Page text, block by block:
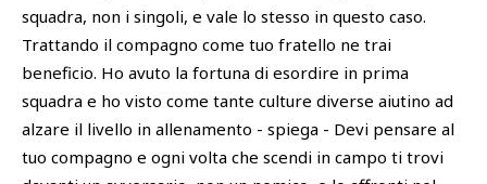
squadra, non i singoli, e vale lo stesso in questo caso.
Trattando il compagno come tuo fratello ne trai
beneficio. Ho avuto la fortuna di esordire in prima
squadra e ho visto come tante culture diverse aiutino ad
alzare il livello in allenamento - spiega - Devi pensare al
tuo compagno e ogni volta che scendi in campo ti trovi